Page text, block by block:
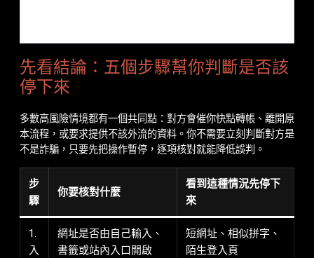
先看結論：五個步驟幫你判斷是否該
停下來
多數高風險情境都有一個共同點：對方會催你快點轉帳、離開原
本流程，或要求提供不該外流的資料。你不需要立刻判斷對方是
不是詐騙，只要先把操作暫停，逐項核對就能降低誤判。
步
驟
你要核對什麼
看到這種情況先停下
來
1.
入
網址是否由自己輸入、
書籤或站內入口開啟
短網址、相似拼字、
陌生登入頁